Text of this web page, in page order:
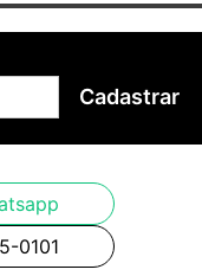
haver variação
Cadastrar
0101